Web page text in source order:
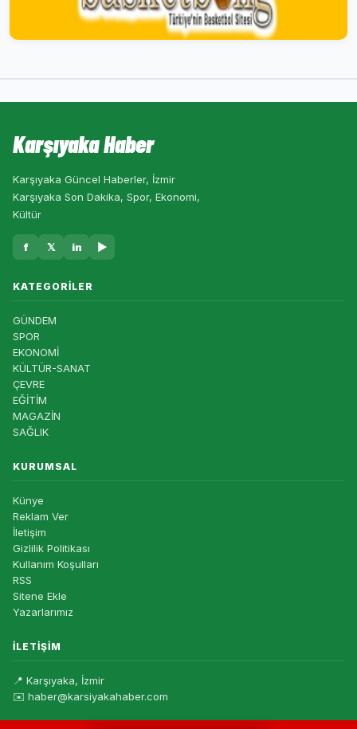
Karşıyaka Haber
Karşıyaka Güncel Haberler, İzmir
Karşıyaka Son Dakika, Spor, Ekonomi,
Kültür
f 𝕏 in ▶
KATEGORILER
GÜNDEM
SPOR
EKONOMİ
KÜLTÜR-SANAT
ÇEVRE
EĞİTİM
MAGAZİN
SAĞLIK
KURUMSAL
Künye
Reklam Ver
İletişim
Gizlilik Politikası
Kullanım Koşulları
RSS
Sitene Ekle
Yazarlarımız
İLETIŞIM
📍 Karşıyaka, İzmir
✉️ haber@karsiyakahaber.com